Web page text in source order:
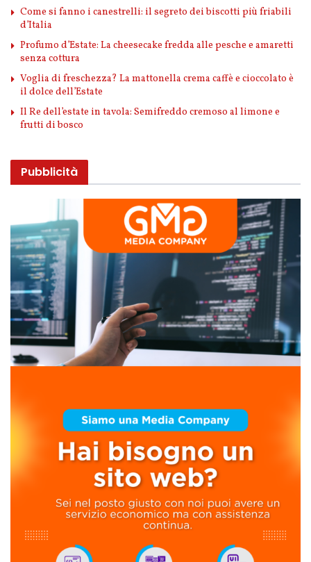
Come si fanno i canestrelli: il segreto dei biscotti più friabili
d’Italia
Profumo d’Estate: La cheesecake fredda alle pesche e amaretti
senza cottura
Voglia di freschezza? La mattonella crema caffè e cioccolato è
il dolce dell’Estate
Il Re dell’estate in tavola: Semifreddo cremoso al limone e
frutti di bosco
Pubblicità